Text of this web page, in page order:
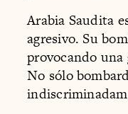
Arabia Saudita
agresivo. Su
provocando
No sólo